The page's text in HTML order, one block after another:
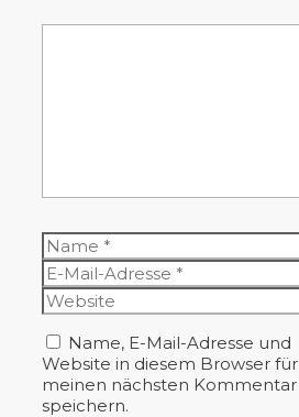
Name
E-
Mail-
Adresse
Website
Name, E-Mail-Adresse und
Website in diesem Browser für
meinen nächsten Kommentar
speichern.